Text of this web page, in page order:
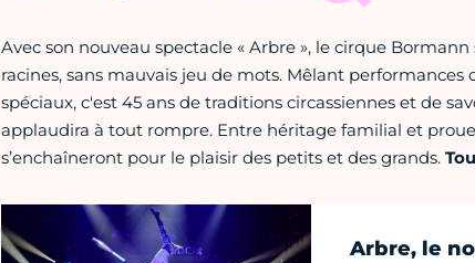
Avec son nouveau spectacle « Arbre », le cirque
racines, sans mauvais jeu de mots. Mêlant performances
spéciaux, c'est 45 ans de traditions circassiennes et de
applaudira à tout rompre. Entre héritage familial et
s’enchaîneront pour le plaisir des petits et des grands.
Arbre, le